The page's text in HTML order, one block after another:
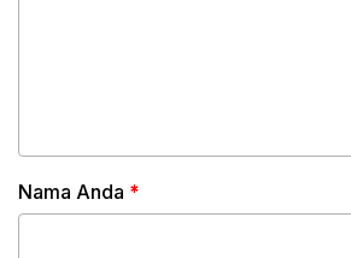
Nama Anda *